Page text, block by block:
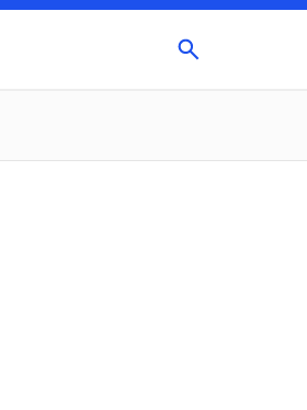
Buscar